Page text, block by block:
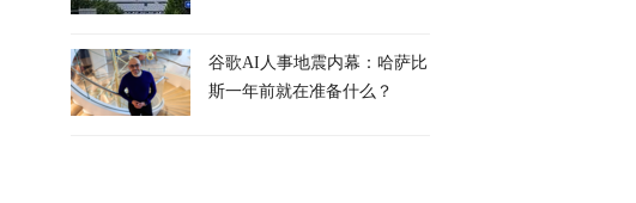
谷歌AI人事地震内幕：哈萨比
斯一年前就在准备什么？